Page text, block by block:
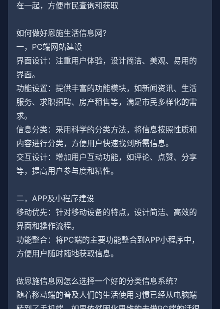
在一起，方便市民查询和获取
如何做好恩施生活信息网?
一，PC端网站建设
界面设计：注重用户体验，设计简洁、美观、易用的
界面。
功能设置：提供丰富的功能模块，如新闻资讯、生活
服务、求职招聘、房产租售等，满足市民多样化的需
求。
信息分类：采用科学的分类方法，将信息按照性质和
内容进行分类，方便用户快速找到所需信息。
交互设计：增加用户互动功能，如评论、点赞、分享
等，提高用户参与度和粘性。
二，APP及小程序建设
移动优先：针对移动设备的特点，设计简洁、高效的
界面和操作流程。
功能整合：将PC端的主要功能整合到APP小程序中，
方便用户随时随地获取信息。
做恩施信息网怎么选择一个好的分类信息系统？
随着移动端的普及人们的生活使用习惯已经从电脑端